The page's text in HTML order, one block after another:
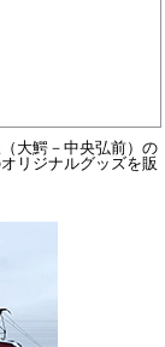
大鰐－中央弘前）の
リジナルグッズを販